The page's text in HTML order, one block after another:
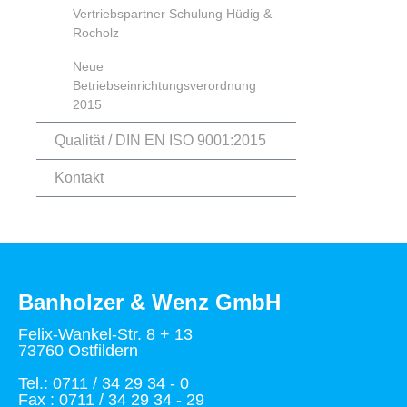
Vertriebspartner Schulung Hüdig &
Rocholz
Neue
Betriebseinrichtungsverordnung
2015
Qualität / DIN EN ISO 9001:2015
Kontakt
Banholzer & Wenz GmbH
Felix-Wankel-Str. 8 + 13
73760 Ostfildern
Tel.: 0711 / 34 29 34 - 0
Fax : 0711 / 34 29 34 - 29